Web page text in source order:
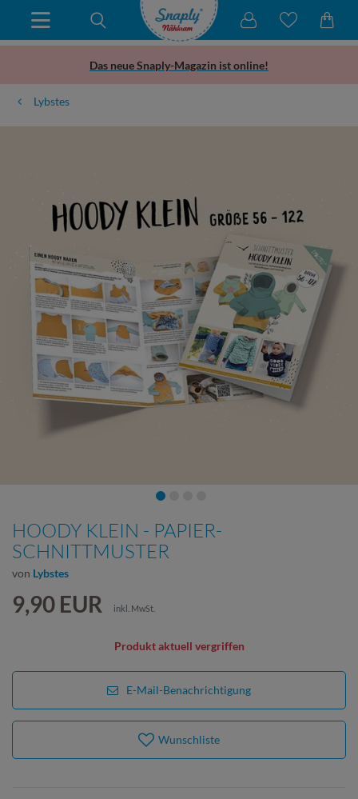
Das neue Snaply-Magazin ist online!
Lybstes
HOODY KLEIN - PAPIER-
SCHNITTMUSTER
von Lybstes
9,90 EUR inkl. MwSt.
E-Mail-Benachrichtigung
Produkt aktuell vergriffen
Wunschliste